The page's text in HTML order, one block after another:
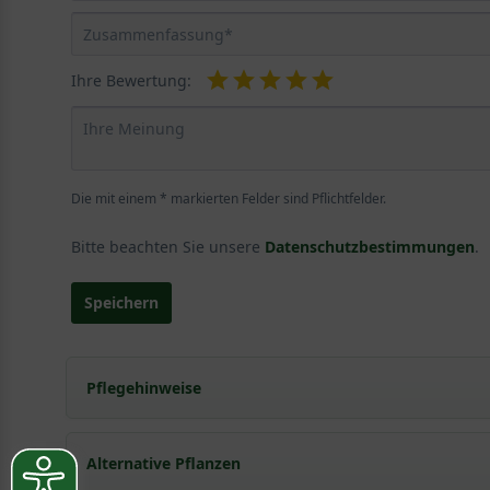
Ihre Bewertung:
Die mit einem * markierten Felder sind Pflichtfelder.
Bitte beachten Sie unsere Datenschutzbestimmungen.
Speichern
Pflegehinweise
Pflanz- und Pflegetipps Rhododendron
Alternative Pflanzen